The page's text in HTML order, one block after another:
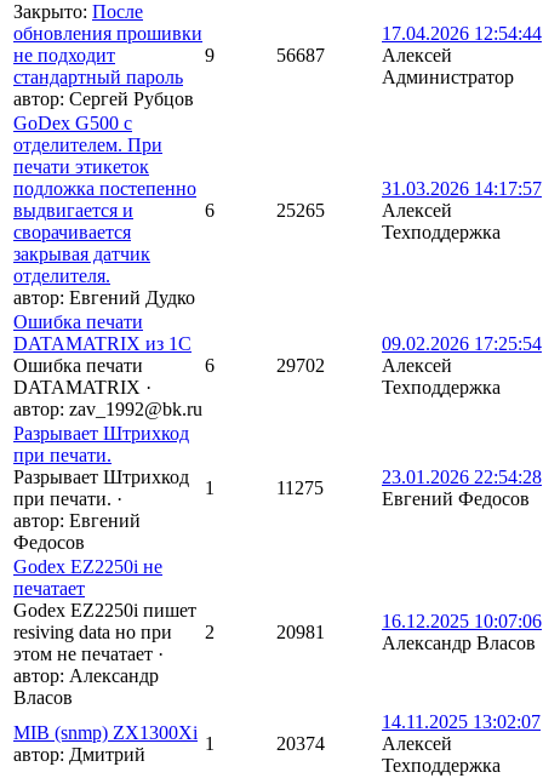
Закрыто: После
обновления прошивки
не подходит
стандартный пароль
автор: Сергей Рубцов
9 56687
17.04.2026 12:54:44
Алексей
Администратор
GoDex G500 с
отделителем. При
печати этикеток
подложка постепенно
выдвигается и
сворачивается
закрывая датчик
отделителя.
автор: Евгений Дудко
6 25265
31.03.2026 14:17:57
Алексей
Техподдержка
Ошибка печати
DATAMATRIX из 1С
Ошибка печати
DATAMATRIX ·
автор: zav_1992@bk.ru
6 29702
09.02.2026 17:25:54
Алексей
Техподдержка
Разрывает Штрихкод
при печати.
Разрывает Штрихкод
при печати. ·
автор: Евгений
Федосов
1 11275
23.01.2026 22:54:28
Евгений Федосов
Godex EZ2250i не
печатает
Godex EZ2250i пишет
resiving data но при
этом не печатает ·
автор: Александр
Власов
2 20981
16.12.2025 10:07:06
Александр Власов
MIB (snmp) ZX1300Xi
автор: Дмитрий
1 20374
14.11.2025 13:02:07
Алексей
Техподдержка